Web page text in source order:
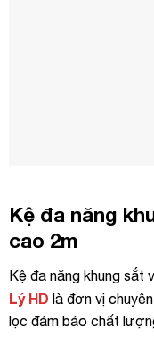
Kệ đa năng
cao 2m
Kệ đa năng khung sắt
Lý HD là đơn vị
lọc đảm bảo chất